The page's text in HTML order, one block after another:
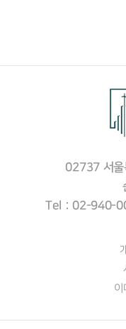
02737 서울
Tel : 02-940-